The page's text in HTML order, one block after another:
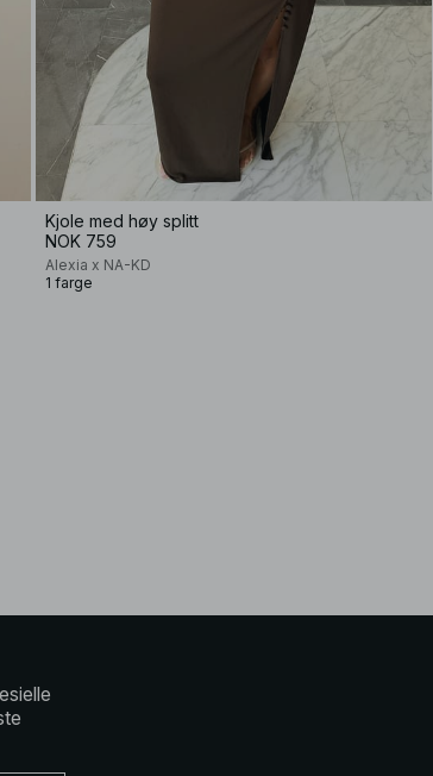
Kjole med høy splitt
NOK 759
Alexia x NA-KD
1 farge